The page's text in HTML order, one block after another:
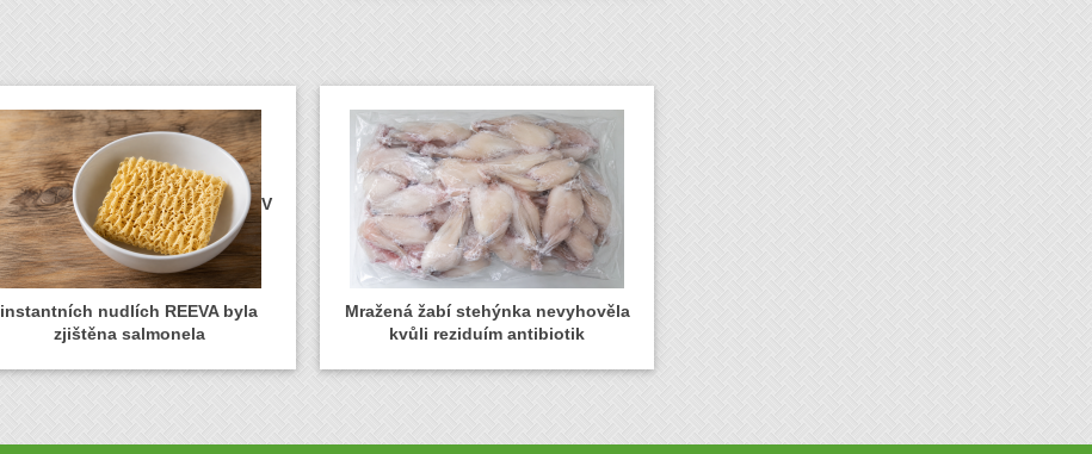
V
instantních nudlích REEVA byla
zjištěna salmonela
Mražená žabí stehýnka nevyhověla
kvůli reziduím antibiotik